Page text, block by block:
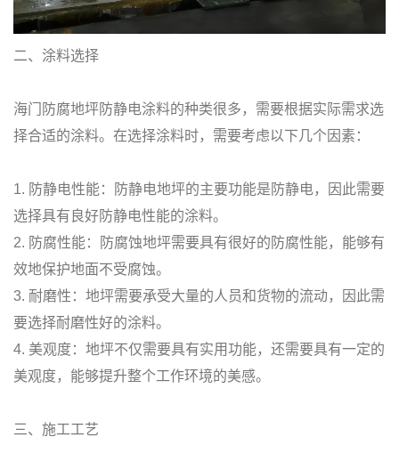
二、涂料选择
海门防腐地坪防静电涂料的种类很多，需要根据实际需求选
择合适的涂料。在选择涂料时，需要考虑以下几个因素：
1. 防静电性能：防静电地坪的主要功能是防静电，因此需要
选择具有良好防静电性能的涂料。
2. 防腐性能：防腐蚀地坪需要具有很好的防腐性能，能够有
效地保护地面不受腐蚀。
3. 耐磨性：地坪需要承受大量的人员和货物的流动，因此需
要选择耐磨性好的涂料。
4. 美观度：地坪不仅需要具有实用功能，还需要具有一定的
美观度，能够提升整个工作环境的美感。
三、施工工艺